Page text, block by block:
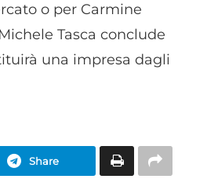
o per Carmine
Tasca conclude
una impresa dagli
Share